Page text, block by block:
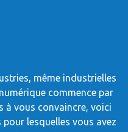
même industrielles
commence par
à vous convaincre, voici
lesquelles vous avez